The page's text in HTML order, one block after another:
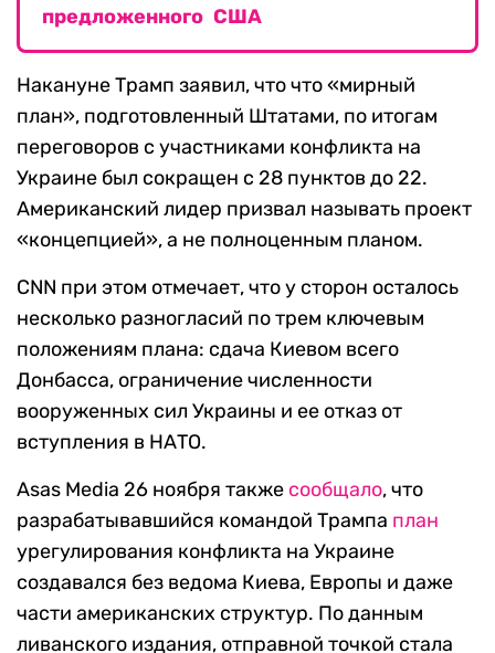
предложенного США
Накануне Трамп заявил, что что «мирный
план», подготовленный Штатами, по итогам
переговоров с участниками конфликта на
Украине был сокращен с 28 пунктов до 22.
Американский лидер призвал называть проект
«концепцией», а не полноценным планом.
CNN при этом отмечает, что у сторон осталось
несколько разногласий по трем ключевым
положениям плана: сдача Киевом всего
Донбасса, ограничение численности
вооруженных сил Украины и ее отказ от
вступления в НАТО.
Asas Media 26 ноября также сообщало, что
разрабатывавшийся командой Трампа план
урегулирования конфликта на Украине
создавался без ведома Киева, Европы и даже
части американских структур. По данным
ливанского издания, отправной точкой стала